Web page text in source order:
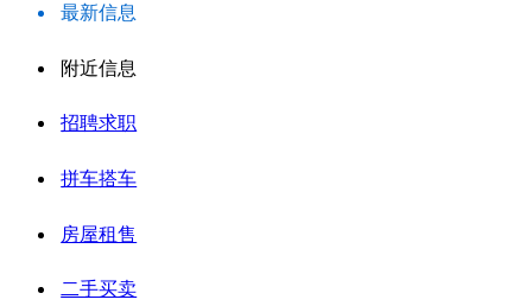
最新信息
附近信息
招聘求职
拼车搭车
房屋租售
二手买卖